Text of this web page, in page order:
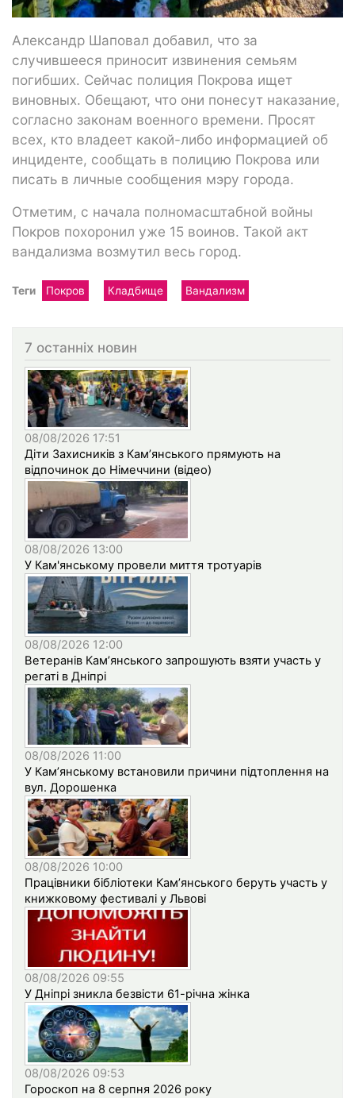
Александр Шаповал добавил, что за
случившееся приносит извинения семьям
погибших. Сейчас полиция Покрова ищет
виновных. Обещают, что они понесут наказание,
согласно законам военного времени. Просят
всех, кто владеет какой-либо информацией об
инциденте, сообщать в полицию Покрова или
писать в личные сообщения мэру города.
Отметим, с начала полномасштабной войны
Покров похоронил уже 15 воинов. Такой акт
вандализма возмутил весь город.
Теги Покров Кладбище Вандализм
7 останніх новин
08/08/2026 17:51
Діти Захисників з Кам’янського прямують на
відпочинок до Німеччини (відео)
08/08/2026 13:00
У Кам'янському провели миття тротуарів
08/08/2026 12:00
Ветеранів Кам’янського запрошують взяти участь у
регаті в Дніпрі
08/08/2026 11:00
У Кам’янському встановили причини підтоплення на
вул. Дорошенка
08/08/2026 10:00
Працівники бібліотеки Кам’янського беруть участь у
книжковому фестивалі у Львові
08/08/2026 09:55
У Дніпрі зникла безвісти 61-річна жінка
08/08/2026 09:53
Гороскоп на 8 серпня 2026 року